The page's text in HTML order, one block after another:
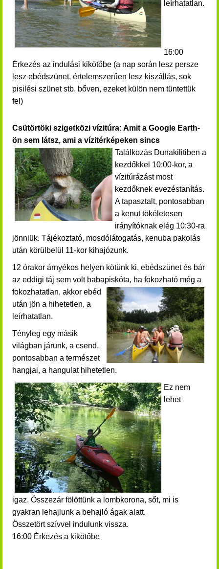
leírhatatlan.
16:00
Érkezés az indulási kikötőbe (a nap során lesz persze
lesz ebédszünet, értelemszerűen lesz kiszállás, sok
pisilési szünet stb. bőven, ezeket külön nem tüntettük
fel)
Csütörtöki szigetközi vízitúra: Amit a Google Earth-
ön sem látsz, ami a vízitérképeken sincs
Találkozás Dunakilitiben a
kezdőkkel 10:00-kor, a
vízitúrázást most
kezdőknek evezéstanítás.
A tapasztalt, pontosabban
a kenut tökéletesen
irányítóknak e lég 10:30-ra
jönniük. Tájékoztató, mosdólátogatás, kenuba pakolás
után körülbelül 11-kor kihajózunk.
12 órakor árnyékos helyen kötünk ki, ebédszünet és bár
az eddigi táj sem volt babapiskóta, ha fokozható még a
fokozhatatlan, akkor ebéd
után jön a hihetetlen, a
leírhatatlan.
Tényleg egy másik
világban járunk, a csend,
pontosabban a természet
hangjai, a hangulat hihetetlen.
Ez nem
lehet
igaz. Összezár fölöttünk a lombkorona, sőt, mi is
gyakran lehajlunk a behajló ágak alatt.
Összetört szívvel indulunk vissza.
16:00 Érkezés a kikötőbe